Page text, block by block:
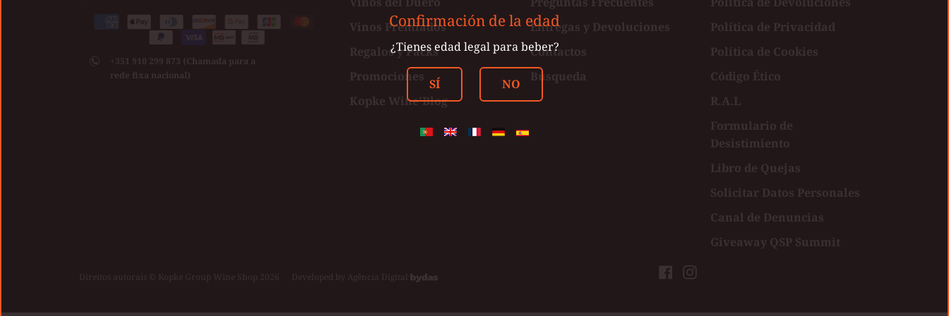
Medios
pago
aceptados
American
Apple
pay
Diners
club
DiscoverGoogle
pay
Jcb
Master
PaypalVisa
+351 910 299 873 (Chamada para a
rede fixa nacional)
Vinos Premiados
Regalos y Packs
Promociones
Kopke Wine'Blog
Entregas y Devoluciones
Contactos
Búsqueda
Política de Privacidad
Política de Cookies
Código Ético
R.A.L
Formulario de
Desistimiento
Libro de Quejas
Solicitar Datos Personales
Canal de Denuncias
Giveaway QSP Summit
FacebookInstagram
Direitos autorais © Kopke Group Wine Shop 2026 Developed by Agência Digital
Confirmación de la edad
¿Tienes edad legal para beber?
SÍ NO